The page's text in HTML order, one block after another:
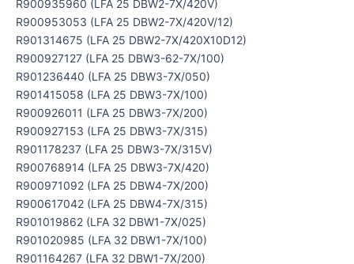
R900935960 (LFA 25 DBW2-7X/420V)
R900953053 (LFA 25 DBW2-7X/420V/12)
R901314675 (LFA 25 DBW2-7X/420X10D12)
R900927127 (LFA 25 DBW3-62-7X/100)
R901236440 (LFA 25 DBW3-7X/050)
R901415058 (LFA 25 DBW3-7X/100)
R900926011 (LFA 25 DBW3-7X/200)
R900927153 (LFA 25 DBW3-7X/315)
R901178237 (LFA 25 DBW3-7X/315V)
R900768914 (LFA 25 DBW3-7X/420)
R900971092 (LFA 25 DBW4-7X/200)
R900617042 (LFA 25 DBW4-7X/315)
R901019862 (LFA 32 DBW1-7X/025)
R901020985 (LFA 32 DBW1-7X/100)
R901164267 (LFA 32 DBW1-7X/200)